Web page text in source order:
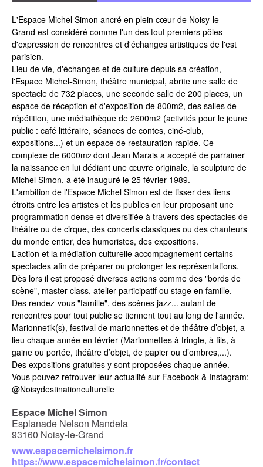
L'Espace Michel Simon ancré en plein cœur de Noisy-le-
Grand est considéré comme l'un des tout premiers pôles
d'expression de rencontres et d'échanges artistiques de l'est
parisien.
Lieu de vie, d'échanges et de culture depuis sa création,
l'Espace Michel-Simon, théâtre municipal, abrite une salle de
spectacle de 732 places, une seconde salle de 200 places, un
espace de réception et d'exposition de 800m2, des salles de
répétition, une médiathèque de 2600m2 (activités pour le jeune
public : café littéraire, séances de contes, ciné-club,
expositions...) et un espace de restauration rapide. Ce
complexe de 6000m2 dont Jean Marais a accepté de parrainer
la naissance en lui dédiant une œuvre originale, la sculpture de
Michel Simon, a été inauguré le 25 février 1989.
L'ambition de l'Espace Michel Simon est de tisser des liens
étroits entre les artistes et les publics en leur proposant une
programmation dense et diversifiée à travers des spectacles de
théâtre ou de cirque, des concerts classiques ou des chanteurs
du monde entier, des humoristes, des expositions.
L’action et la médiation culturelle accompagnement certains
spectacles afin de préparer ou prolonger les représentations.
Dès lors il est proposé diverses actions comme des "bords de
scène", master class, atelier participatif ou stage en famille.
Des rendez-vous "famille", des scènes jazz... autant de
rencontres pour tout public se tiennent tout au long de l'année.
Marionnetik(s), festival de marionnettes et de théâtre d’objet, a
lieu chaque année en février (Marionnettes à tringle, à fils, à
gaine ou portée, théâtre d’objet, de papier ou d’ombres,...).
Des expositions gratuites y sont proposées chaque année.
Vous pouvez retrouver leur actualité sur Facebook & Instagram:
@Noisydestinationculturelle
Espace Michel Simon
Esplanade Nelson Mandela
93160 Noisy-le-Grand
www.espacemichelsimon.fr
https://www.espacemichelsimon.fr/contact